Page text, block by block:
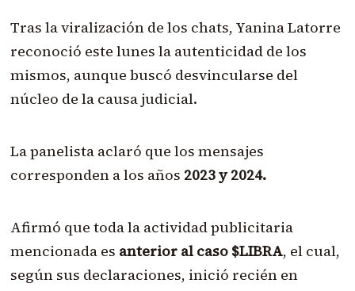
Tras la viralización de los chats, Yanina Latorre
reconoció este lunes la autenticidad de los
mismos, aunque buscó desvincularse del
núcleo de la causa judicial.
La panelista aclaró que los mensajes
corresponden a los años 2023 y 2024.
Afirmó que toda la actividad publicitaria
mencionada es anterior al caso $LIBRA, el cual,
según sus declaraciones, inició recién en